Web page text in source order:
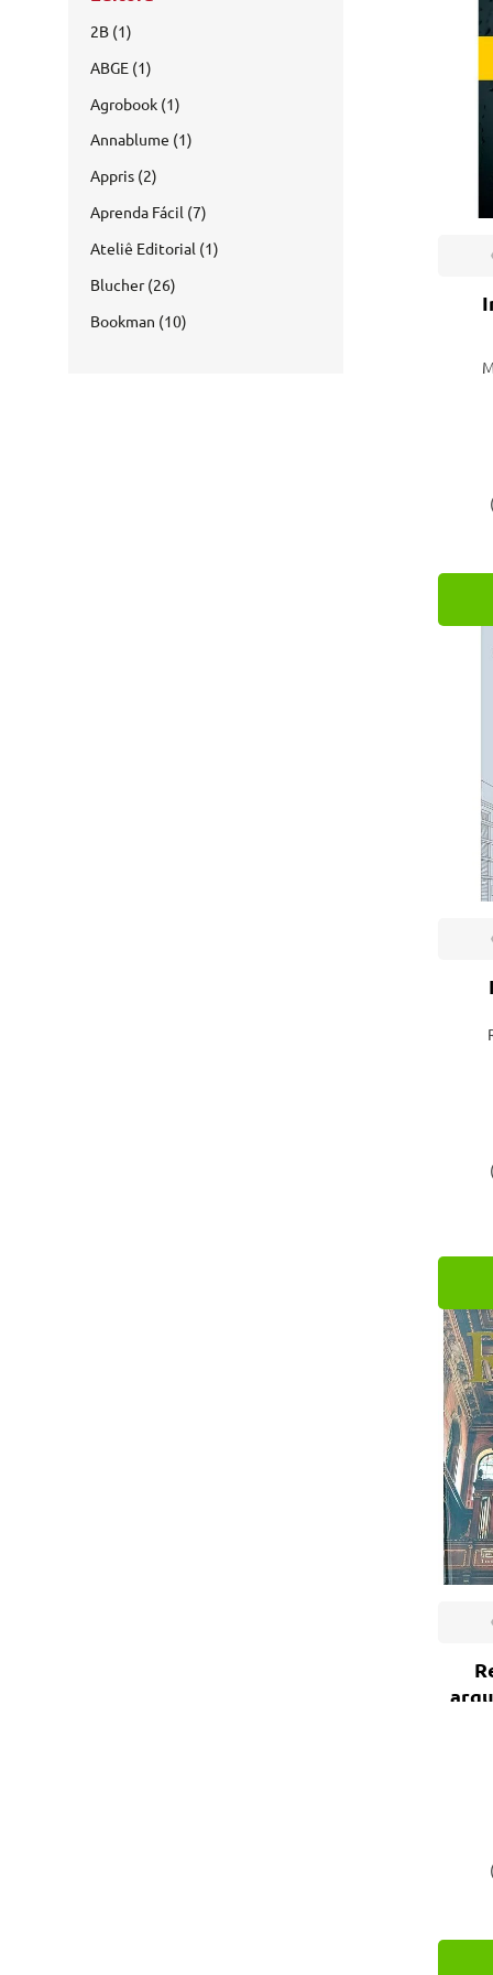
Entretenimento e Cultura
Exatas e Energia
Geociências
Geotecnologias
Literatura
Livros Singulares
2B (1)
ABGE (1)
Agrobook (1)
Annablume (1)
Appris (2)
Aprenda Fácil (7)
Ateliê Editorial (1)
Blucher (26)
Bookman (10)